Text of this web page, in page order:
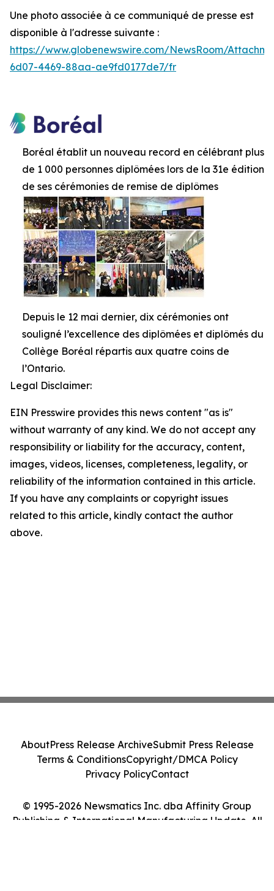
Une photo associée à ce communiqué de presse est
disponible à l'adresse suivante :
https://www.globenewswire.com/NewsRoom/
6d07-4469-88aa-ae9fd0177de7/fr
Boréal établit un nouveau record en célébrant plus
de 1 000 personnes diplômées lors de la 31e édition
de ses cérémonies de remise de diplômes
Depuis le 12 mai dernier, dix cérémonies ont
souligné l’excellence des diplômées et diplômés du
Collège Boréal répartis aux quatre coins de
l’Ontario.
Legal Disclaimer:
EIN Presswire provides this news content "as is"
without warranty of any kind. We do not accept any
responsibility or liability for the accuracy, content,
images, videos, licenses, completeness, legality, or
reliability of the information contained in this article.
If you have any complaints or copyright issues
related to this article, kindly contact the author
above.
© 1995-2026 Newsmatics Inc. dba Affinity Group
Publishing & International Manufacturing Update. All
AboutPress Release ArchiveSubmit Press Release
Terms & ConditionsCopyright/DMCA Policy
Privacy PolicyContact